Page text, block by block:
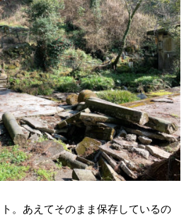
。あえてそのまま保存しているの